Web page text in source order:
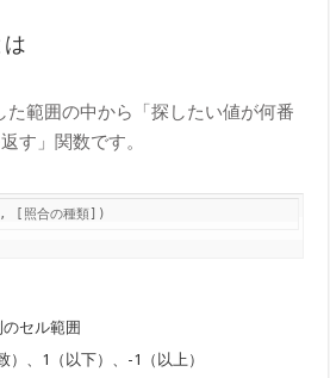
た範囲の中から「探したい値が何番
す」関数です。
, [照合の種類])
セル範囲
）、1（以下）、-1（以上）